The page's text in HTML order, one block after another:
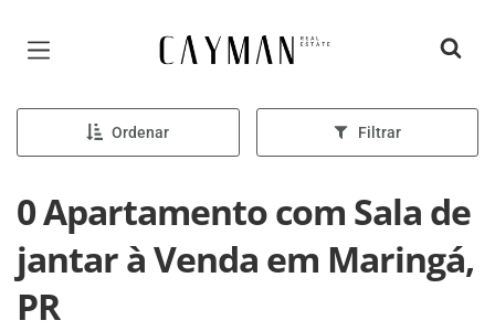
Página inicial
Ordenar Filtrar
0 Apartamento com Sala de
jantar à Venda em Maringá,
PR